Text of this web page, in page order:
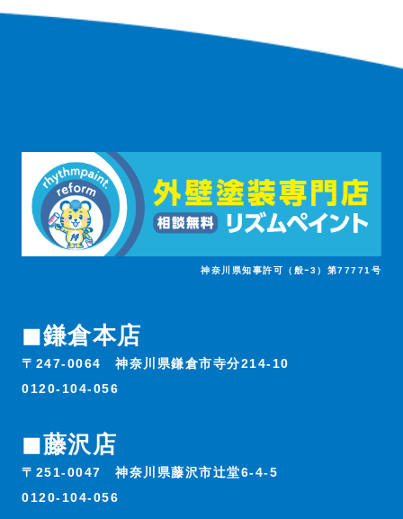
神奈川県知事許可（般ｰ3）第77771号
◼︎鎌倉本店
〒247-0064 神奈川県鎌倉市寺分214-10
0120-104-056
◼︎藤沢店
〒251-0047 神奈川県藤沢市辻堂6-4-5
0120-104-056